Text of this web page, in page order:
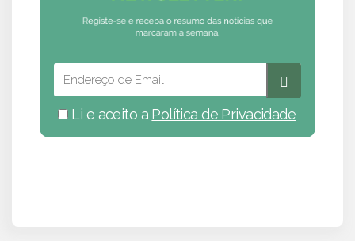
Li e aceito a Política de Privacidade